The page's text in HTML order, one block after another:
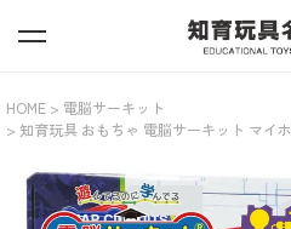
HOME
電脳サーキット
知育玩具 おもちゃ 電脳サーキット マイ
おうちの電気のしくみが分かるサイエンス